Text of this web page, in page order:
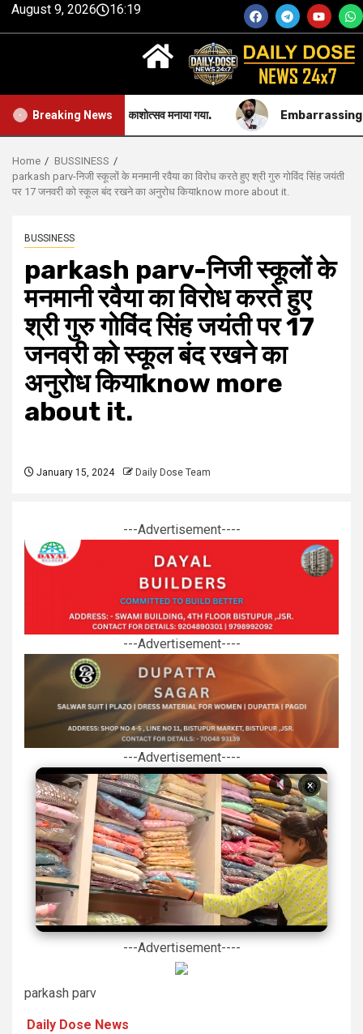
August 9, 2026 16:19
Breaking News
जी महाराज का प्रकाशोत्सव मनाया गया. Embarrassing-सिख
Home
BUSSINESS
parkash parv-निजी स्कूलों के मनमानी रवैया का विरोध करते हुए श्री गुरु गोविंद सिंह जयंती
पर 17 जनवरी को स्कूल बंद रखने का अनुरोध कियाknow more about it.
BUSSINESS
parkash parv-निजी स्कूलों के
मनमानी रवैया का विरोध करते हुए
श्री गुरु गोविंद सिंह जयंती पर 17
जनवरी को स्कूल बंद रखने का
अनुरोध कियाknow more
about it.
January 15, 2024 Daily Dose Team
---Advertisement----
---Advertisement----
---Advertisement----
×
---Advertisement----
parkash parv
Daily Dose News